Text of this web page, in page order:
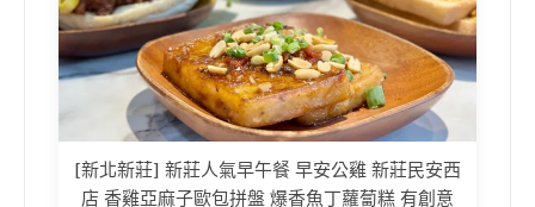
[新北新莊] 新莊人氣早午餐 早安公雞 新莊民安西
店 香雞亞麻子歐包拼盤 爆香魚丁蘿蔔糕 有創意